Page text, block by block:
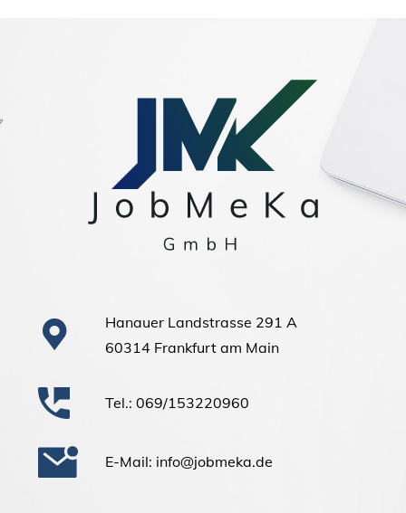
Hanauer Landstrasse 291 A
60314 Frankfurt am Main
Tel.: 069/153220960
E-Mail: info@jobmeka.de